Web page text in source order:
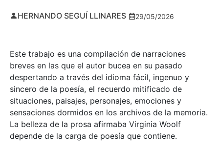
HERNANDO SEGUÍ LLINARES 29/05/2026
Este trabajo es una compilación de narraciones
breves en las que el autor bucea en su pasado
despertando a través del idioma fácil, ingenuo y
sincero de la poesía, el recuerdo mitificado de
situaciones, paisajes, personajes, emociones y
sensaciones dormidos en los archivos de la memoria.
La belleza de la prosa afirmaba Virginia Woolf
depende de la carga de poesía que contiene.